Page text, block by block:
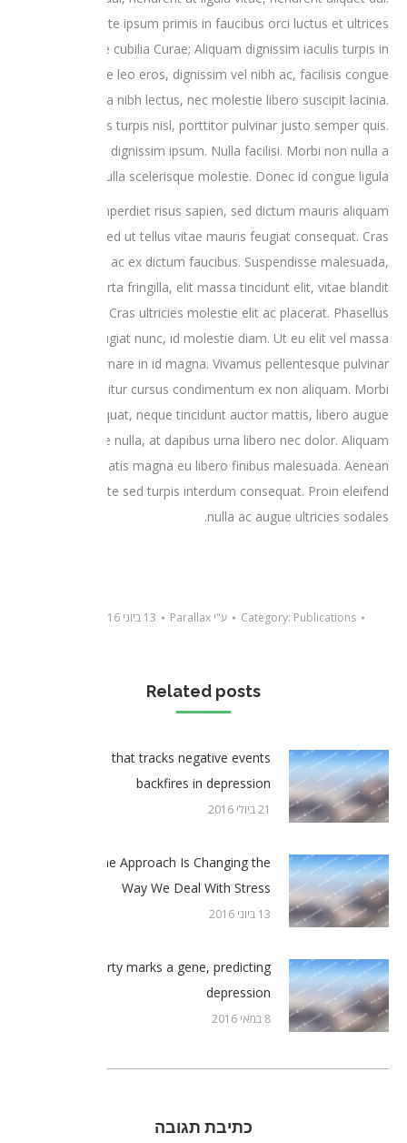
Vestibulum ante ipsum primis in faucibus orci luctus et ultrices
posuere cubilia Curae; Aliquam dignissim iaculis turpis in
aliquet. Fusce leo eros, dignissim vel nibh ac, facilisis congue
elit. Duis viverra nibh lectus, nec molestie libero suscipit lacinia.
Nunc dapibus turpis nisl, porttitor pulvinar justo semper quis.
Vivamus in dignissim ipsum. Nulla facilisi. Morbi non nulla a
nulla scelerisque molestie. Donec id congue ligula.
Nullam imperdiet risus sapien, sed dictum mauris aliquam
eget. Sed ut tellus vitae mauris feugiat consequat. Cras
pretium metus ac ex dictum faucibus. Suspendisse malesuada,
dolor sed porta fringilla, elit massa tincidunt elit, vitae blandit
leo velit et leo. Cras ultricies molestie elit ac placerat. Phasellus
at feugiat nunc, id molestie diam. Ut eu elit vel massa
malesuada ornare in id magna. Vivamus pellentesque pulvinar
porta. Curabitur cursus condimentum ex non aliquam. Morbi
consequat, neque tincidunt auctor mattis, libero augue
molestie nulla, at dapibus urna libero nec dolor. Aliquam
venenatis magna eu libero finibus malesuada. Aenean
hendrerit ante sed turpis interdum consequat. Proin eleifend
nulla ac augue ultricies sodales.
Category: Publications ע"י Parallax 13 ביוני 2016
Related posts
Brain structure that tracks negative events
backfires in depression
21 ביולי 2016
Crisis Hotline Approach Is Changing the
Way We Deal With Stress
13 ביוני 2016
Poverty marks a gene, predicting
depression
8 במאי 2016
כתיבת תגובה